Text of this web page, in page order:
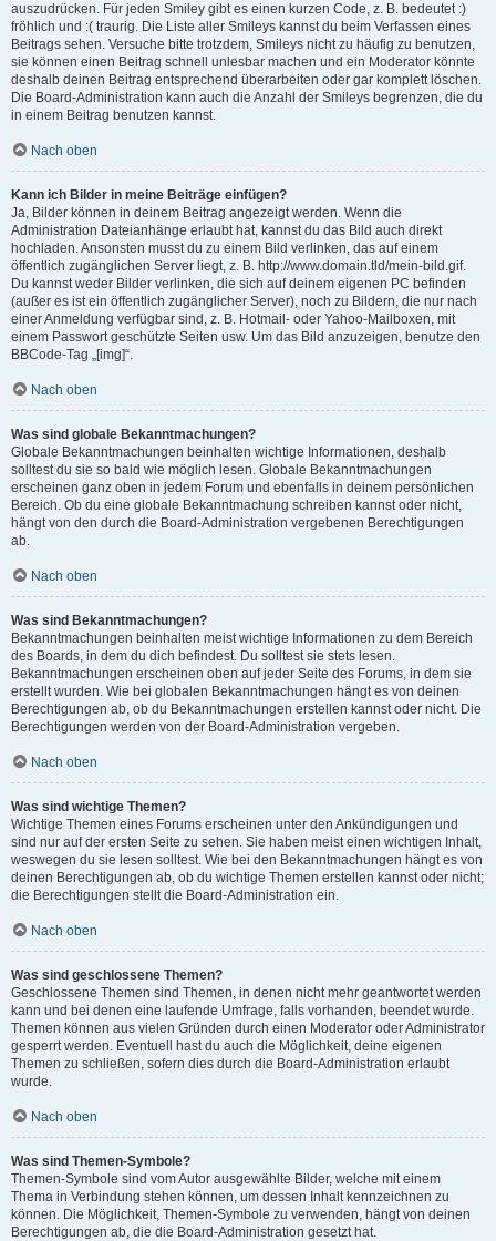
auszudrücken. Für jeden Smiley gibt es einen kurzen Code, z. B. bedeutet :)
fröhlich und :( traurig. Die Liste aller Smileys kannst du beim Verfassen eines
Beitrags sehen. Versuche bitte trotzdem, Smileys nicht zu häufig zu benutzen,
sie können einen Beitrag schnell unlesbar machen und ein Moderator könnte
deshalb deinen Beitrag entsprechend überarbeiten oder gar komplett löschen.
Die Board-Administration kann auch die Anzahl der Smileys begrenzen, die du
in einem Beitrag benutzen kannst.
Nach oben
Kann ich Bilder in meine Beiträge einfügen?
Ja, Bilder können in deinem Beitrag angezeigt werden. Wenn die
Administration Dateianhänge erlaubt hat, kannst du das Bild auch direkt
hochladen. Ansonsten musst du zu einem Bild verlinken, das auf einem
öffentlich zugänglichen Server liegt, z. B. http://www.domain.tld/mein-bild.gif.
Du kannst weder Bilder verlinken, die sich auf deinem eigenen PC befinden
(außer es ist ein öffentlich zugänglicher Server), noch zu Bildern, die nur nach
einer Anmeldung verfügbar sind, z. B. Hotmail- oder Yahoo-Mailboxen, mit
einem Passwort geschützte Seiten usw. Um das Bild anzuzeigen, benutze den
BBCode-Tag „[img]“.
Nach oben
Was sind globale Bekanntmachungen?
Globale Bekanntmachungen beinhalten wichtige Informationen, deshalb
solltest du sie so bald wie möglich lesen. Globale Bekanntmachungen
erscheinen ganz oben in jedem Forum und ebenfalls in deinem persönlichen
Bereich. Ob du eine globale Bekanntmachung schreiben kannst oder nicht,
hängt von den durch die Board-Administration vergebenen Berechtigungen
ab.
Nach oben
Was sind Bekanntmachungen?
Bekanntmachungen beinhalten meist wichtige Informationen zu dem Bereich
des Boards, in dem du dich befindest. Du solltest sie stets lesen.
Bekanntmachungen erscheinen oben auf jeder Seite des Forums, in dem sie
erstellt wurden. Wie bei globalen Bekanntmachungen hängt es von deinen
Berechtigungen ab, ob du Bekanntmachungen erstellen kannst oder nicht. Die
Berechtigungen werden von der Board-Administration vergeben.
Nach oben
Was sind wichtige Themen?
Wichtige Themen eines Forums erscheinen unter den Ankündigungen und
sind nur auf der ersten Seite zu sehen. Sie haben meist einen wichtigen Inhalt,
weswegen du sie lesen solltest. Wie bei den Bekanntmachungen hängt es von
deinen Berechtigungen ab, ob du wichtige Themen erstellen kannst oder nicht;
die Berechtigungen stellt die Board-Administration ein.
Nach oben
Was sind geschlossene Themen?
Geschlossene Themen sind Themen, in denen nicht mehr geantwortet werden
kann und bei denen eine laufende Umfrage, falls vorhanden, beendet wurde.
Themen können aus vielen Gründen durch einen Moderator oder Administrator
gesperrt werden. Eventuell hast du auch die Möglichkeit, deine eigenen
Themen zu schließen, sofern dies durch die Board-Administration erlaubt
wurde.
Nach oben
Was sind Themen-Symbole?
Themen-Symbole sind vom Autor ausgewählte Bilder, welche mit einem
Thema in Verbindung stehen können, um dessen Inhalt kennzeichnen zu
können. Die Möglichkeit, Themen-Symbole zu verwenden, hängt von deinen
Berechtigungen ab, die die Board-Administration gesetzt hat.